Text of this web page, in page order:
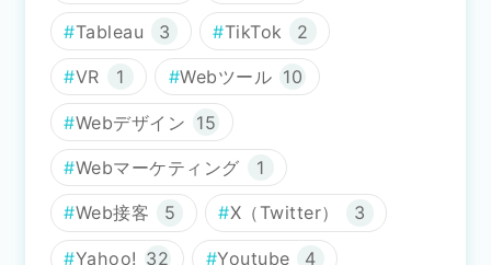
Tableau 3 TikTok 2
VR 1 Webツール 10
Webデザイン 15
Webマーケティング 1
Web接客 5 X（Twitter） 3
Yahoo! 32 Youtube 4